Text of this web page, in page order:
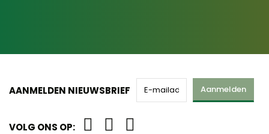
AANMELDEN NIEUWSBRIEF Aanmelden
VOLG ONS OP: